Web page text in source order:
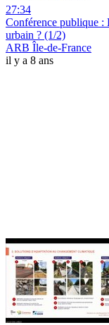
27:34
Conférence publique :
urbain ? (1/2)
ARB Île-de-France
il y a 8 ans